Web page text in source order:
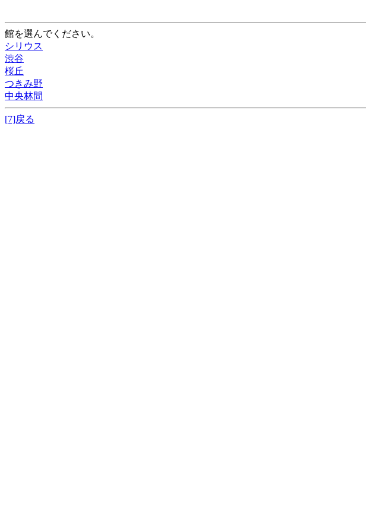
館を選んでください。
シリウス
渋谷
桜丘
つきみ野
中央林間
[7]戻る